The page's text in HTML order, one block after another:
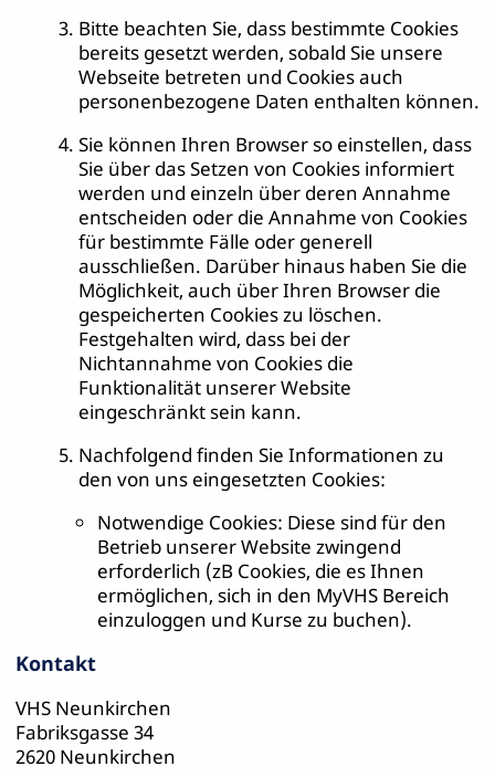
Bitte beachten Sie, dass bestimmte Cookies
bereits gesetzt werden, sobald Sie unsere
Webseite betreten und Cookies auch
personenbezogene Daten enthalten können.
Sie können Ihren Browser so einstellen, dass
Sie über das Setzen von Cookies informiert
werden und einzeln über deren Annahme
entscheiden oder die Annahme von Cookies
für bestimmte Fälle oder generell
ausschließen. Darüber hinaus haben Sie die
Möglichkeit, auch über Ihren Browser die
gespeicherten Cookies zu löschen.
Festgehalten wird, dass bei der
Nichtannahme von Cookies die
Funktionalität unserer Website
eingeschränkt sein kann.
Nachfolgend finden Sie Informationen zu
den von uns eingesetzten Cookies:
Notwendige Cookies: Diese sind für den
Betrieb unserer Website zwingend
erforderlich (zB Cookies, die es Ihnen
ermöglichen, sich in den MyVHS Bereich
einzuloggen und Kurse zu buchen).
Kontakt
VHS Neunkirchen
Fabriksgasse 34
2620 Neunkirchen